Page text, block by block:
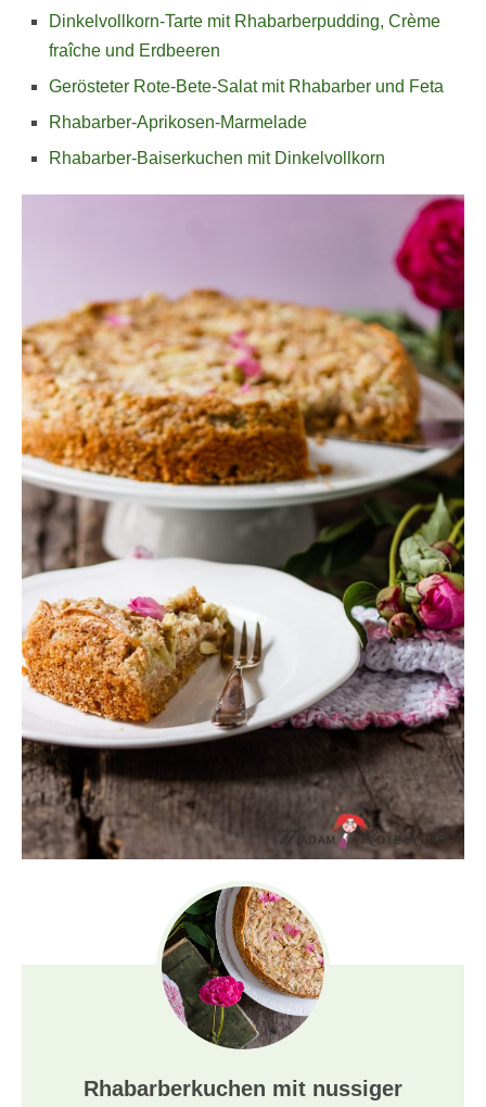
Dinkelvollkorn-Tarte mit Rhabarberpudding, Crème
fraîche und Erdbeeren
Gerösteter Rote-Bete-Salat mit Rhabarber und Feta
Rhabarber-Aprikosen-Marmelade
Rhabarber-Baiserkuchen mit Dinkelvollkorn
Rhabarberkuchen mit nussiger